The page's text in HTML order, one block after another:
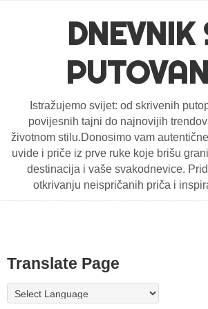
DNEVNIK
Istražujemo svijet: od skrivenih
povijesnih tajni do najnovijih
životnom stilu.Donosimo vam
uvide i priče iz prve ruke koje brišu
destinacija i vaše svakodnevice.
otkrivanju neispričanih priča i
Translate Page